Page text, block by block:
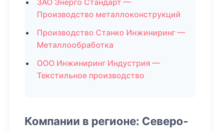
ЗАО Энерго Стандарт —
Производство металлоконструкций
Производство Станко Инжиниринг —
Металлообработка
ООО Инжиниринг Индустрия —
Текстильное производство
Компании в регионе: Северо-